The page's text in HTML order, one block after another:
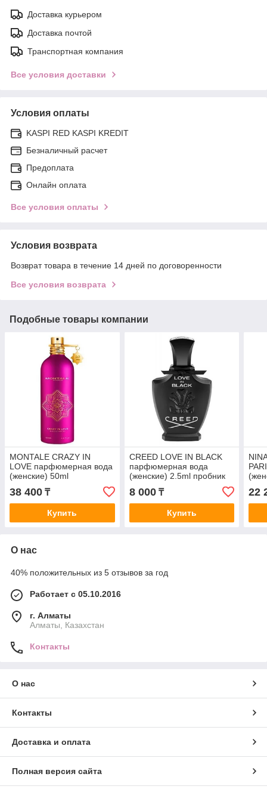
Доставка курьером
Доставка почтой
Транспортная компания
Все условия доставки
Условия оплаты
KASPI RED KASPI KREDIT
Безналичный расчет
Предоплата
Онлайн оплата
Все условия оплаты
Условия возврата
Возврат товара в течение 14 дней по договоренности
Все условия возврата
Подобные товары компании
MONTALE CRAZY IN
LOVE парфюмерная вода
(женские) 50ml
38 400 ₸
Купить
CREED LOVE IN BLACK
парфюмерная вода
(женские) 2.5ml пробник
8 000₸
Купить
22
О нас
40% положительных из 5 отзывов за год
Работает с 05.10.2016
г. Алматы
Алматы, Казахстан
Контакты
О нас
Контакты
Доставка и оплата
Полная версия сайта